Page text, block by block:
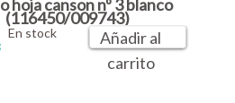
hoja canson nº 3 blanco
(116450/009743)
En stock
Añadir al
carrito